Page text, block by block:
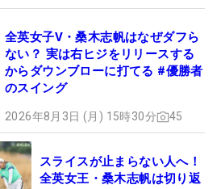
全英女子V・桑木志帆はなぜダフら
ない？ 実は右ヒジをリリースする
からダウンブローに打てる #優勝者
のスイング
2026年8月3日 (月) 15時30分 45
スライスが止まらない人へ！
全英女王・桑木志帆は切り返